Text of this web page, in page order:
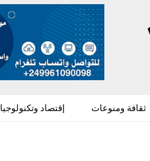
ثقافة ومنوعات إقتصاد وتكنولوجيا